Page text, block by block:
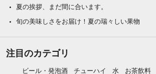
夏の挨拶、まだ間に合います。
旬の美味しさをお届け！夏の瑞々しい果物
注目のカテゴリ
ビール・発泡酒 チューハイ 水 お茶飲料